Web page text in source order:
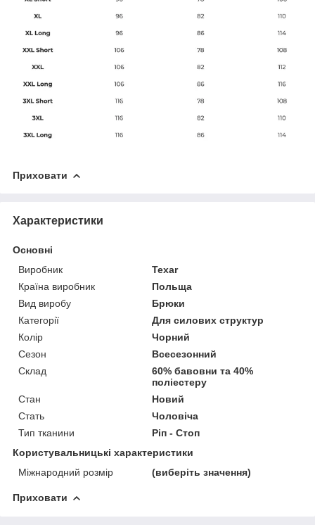
Приховати
Характеристики
Основні
Виробник
Texar
Країна виробник
Польща
Вид виробу
Брюки
Категорії
Для силових структур
Колір
Чорний
Сезон
Всесезонний
Склад
60% бавовни та 40%
поліестеру
Стан
Новий
Стать
Чоловіча
Тип тканини
Ріп - Стоп
Користувальницькі характеристики
Міжнародний розмір
(виберіть значення)
Приховати